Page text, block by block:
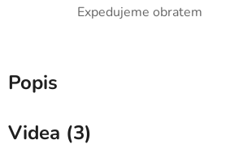
Expedujeme obratem
Popis
Videa (3)